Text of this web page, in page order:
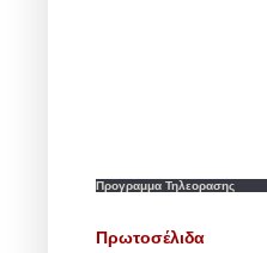
Προγραμμα Τηλεορασης
Πρωτοσέλιδα